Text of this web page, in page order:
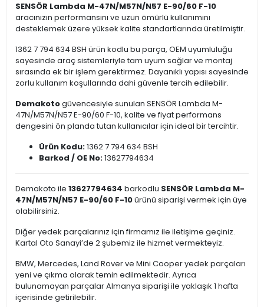
SENSÖR Lambda M-47N/M57N/N57 E-90/60 F-10
aracınızın performansını ve uzun ömürlü kullanımını
desteklemek üzere yüksek kalite standartlarında üretilmiştir.
1362 7 794 634 BSH ürün kodlu bu parça, OEM uyumluluğu
sayesinde araç sistemleriyle tam uyum sağlar ve montaj
sırasında ek bir işlem gerektirmez. Dayanıklı yapısı sayesinde
zorlu kullanım koşullarında dahi güvenle tercih edilebilir.
Demakotogüvencesiyle sunulan SENSÖR Lambda M-
47N/M57N/N57 E-90/60 F-10, kalite ve fiyat performans
dengesini ön planda tutan kullanıcılar için ideal bir tercihtir.
Ürün Kodu:1362 7 794 634 BSH
Barkod / OE No:13627794634
Demakoto ile 13627794634 barkodlu SENSÖR Lambda M-
47N/M57N/N57 E-90/60 F-10ürünü siparişi vermek için üye
olabilirsiniz.
Diğer yedek parçalarınız için firmamız ile iletişime geçiniz.
Kartal Oto Sanayi’de 2 şubemiz ile hizmet vermekteyiz.
BMW, Mercedes, Land Rover ve Mini Cooper yedek parçaları
yeni ve çıkma olarak temin edilmektedir. Ayrıca
bulunamayan parçalar Almanya siparişi ile yaklaşık 1 hafta
içerisinde getirilebilir.